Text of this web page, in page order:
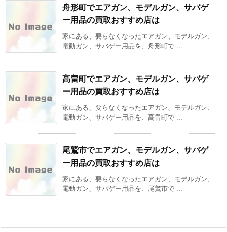
舟形町でエアガン、モデルガン、サバゲ
ー用品の買取おすすめ店は
家にある、要らなくなったエアガン、モデルガン、
電動ガン、サバゲー用品を、舟形町で ...
高畠町でエアガン、モデルガン、サバゲ
ー用品の買取おすすめ店は
家にある、要らなくなったエアガン、モデルガン、
電動ガン、サバゲー用品を、高畠町で ...
尾鷲市でエアガン、モデルガン、サバゲ
ー用品の買取おすすめ店は
家にある、要らなくなったエアガン、モデルガン、
電動ガン、サバゲー用品を、尾鷲市で ...